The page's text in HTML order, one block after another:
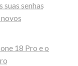
senhas
18 Pro e o